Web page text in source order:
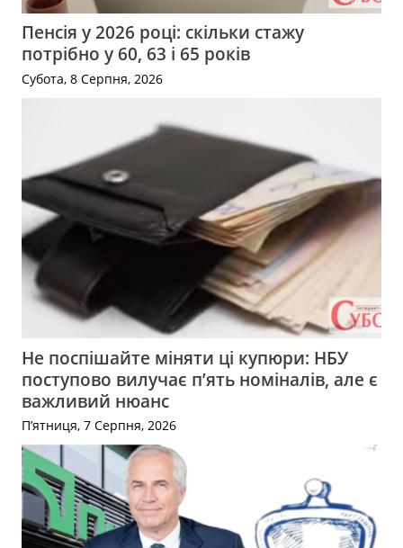
Пенсія у 2026 році: скільки стажу
потрібно у 60, 63 і 65 років
Субота, 8 Серпня, 2026
Не поспішайте міняти ці купюри: НБУ
поступово вилучає п’ять номіналів, але є
важливий нюанс
П’ятниця, 7 Серпня, 2026